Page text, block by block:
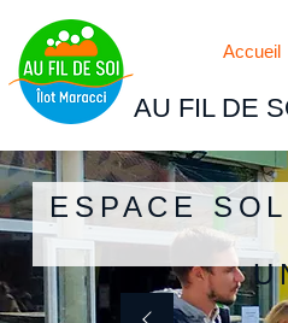
Accueil
AU FIL DE
ESPACE